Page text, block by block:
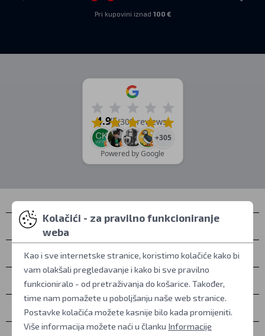
Pri kupovini iznad 100 €
4.9/5(309 reviews)
+305
Powered by Google
Kontakti
Osobno preuzimanje
Sve o kupovini
Više informacija
Kolačići - za pravilno funkcioniranje
weba
Kao i sve internetske stranice, koristimo kolačiće kako bi
vam olakšali pregledavanje i kako bi sve pravilno
funkcioniralo - od pretraživanja do košarice. Također,
time nam pomažete u poboljšanju naše web stranice.
Postavke kolačića možete kasnije bilo kada promijeniti.
Više informacija možete naći u članku Informacije